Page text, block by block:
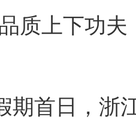
质上下功
首日，浙